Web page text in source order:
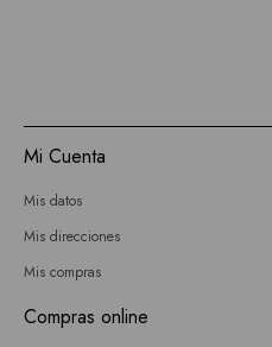
Mi Cuenta
Mis datos
Mis direcciones
Mis compras
Compras online